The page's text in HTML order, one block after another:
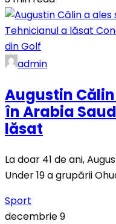
admin
Augustin
în Arabia
lăsat
La doar 41 de ani,
Under 19 a grupării
Sport
decembrie 9